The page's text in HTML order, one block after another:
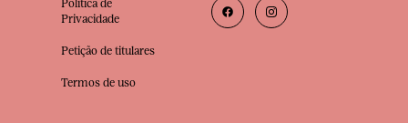
Política de
Privacidade
Petição de titulares
Termos de uso